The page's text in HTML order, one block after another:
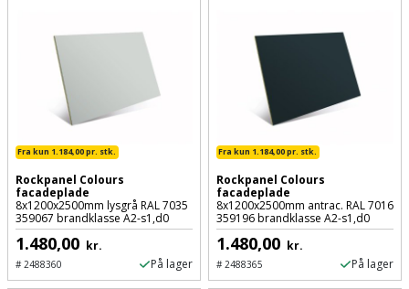
Rumdeler
grus
Skruer,
bolte
og
møtrikker
Målebånd
Markeringsværktøj
Mejsel
Murerværktøj
Nedstryger
Nøgleværktøj
Forlængerledning
Fugepistol
Gipsskruemaskine
Girafsliber
Girafsliber
Havemøbler
Havepleje
Haveredskaber
Haveslange
og
tilbehør
Fra kun 1.184,00 pr. stk.
Rockpanel Colours
facadeplade
8x1200x2500mm lysgrå RAL 7035
359067 brandklasse A2-s1,d0
1.480,00 kr.
#2488360 På lager
Fra kun 1.184,00 pr. stk.
Rockpanel Colours
facadeplade
8x1200x2500mm antrac. RAL 7016
359196 brandklasse A2-s1,d0
1.480,00 kr.
#2488365 På lager